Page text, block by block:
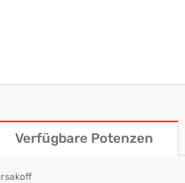
Verfügbare Potenzen